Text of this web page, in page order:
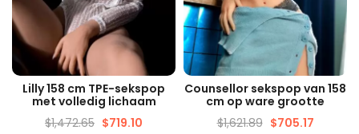
SNELLE WEERGAVE
Lilly 158 cm TPE-sekspop
met volledig lichaam
$1,472.65 $719.10
SNELLE WEERGAVE
Counsellor sekspop van 158
cm op ware grootte
$1,621.89 $705.17